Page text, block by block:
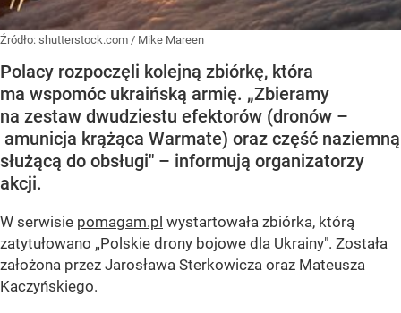
Źródło: shutterstock.com / Mike Mareen
Polacy rozpoczęli kolejną zbiórkę, która
ma wspomóc ukraińską armię. „Zbieramy
na zestaw dwudziestu efektorów (dronów –
amunicja krążąca Warmate) oraz część naziemną
służącą do obsługi" – informują organizatorzy
akcji.
W serwisie pomagam.pl wystartowała zbiórka, którą
zatytułowano „Polskie drony bojowe dla Ukrainy". Została
założona przez Jarosława Sterkowicza oraz Mateusza
Kaczyńskiego.